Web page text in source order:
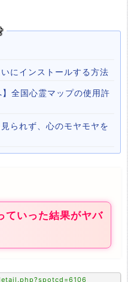
にインストールする方法
全国心霊マップの使用許
られず、心のモヤモヤを
ていった結果がヤバ